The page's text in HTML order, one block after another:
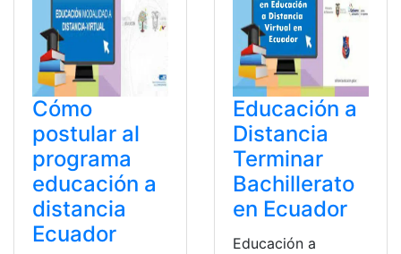
Cómo
postular al
programa
educación a
distancia
Ecuador
Educación a
Distancia
Terminar
Bachillerato
en Ecuador
Educación a